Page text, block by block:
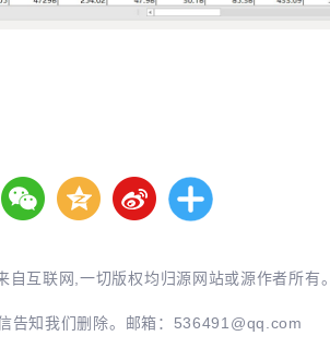
互联网,一切版权均归源网站或源作者所有。
告知我们删除。邮箱： 536491@qq.com